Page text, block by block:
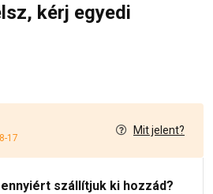
kérj egyedi
17
Mit jelent?
szállítjuk ki hozzád?